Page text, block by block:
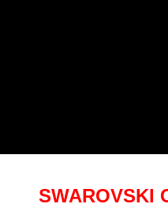
SWAROVSKI